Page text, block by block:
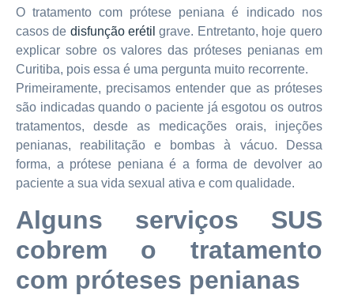
O tratamento com prótese peniana é indicado nos
casos de disfunção erétil grave. Entretanto, hoje quero
explicar sobre os valores das próteses penianas em
Curitiba, pois essa é uma pergunta muito recorrente.
Primeiramente, precisamos entender que as próteses
são indicadas quando o paciente já esgotou os outros
tratamentos, desde as medicações orais, injeções
penianas, reabilitação e bombas à vácuo. Dessa
forma, a prótese peniana é a forma de devolver ao
paciente a sua vida sexual ativa e com qualidade.
Alguns serviços SUS
cobrem o tratamento
com próteses penianas